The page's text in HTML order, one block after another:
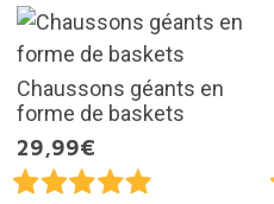
Chaussons géants en
forme de baskets
29,99€